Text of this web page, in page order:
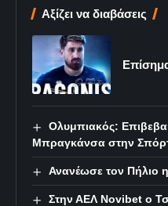
Αξίζει να διαβάσεις
Ολυμπιακός:
Μπραγκάνσα στην
Ανανέωσε τον Πήλιο
Στην ΑΕΛ Novibet ο